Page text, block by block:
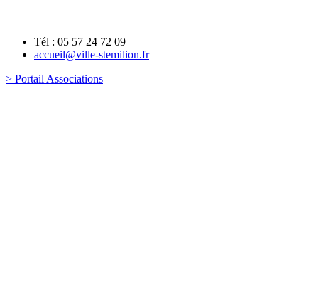
Tél : 05 57 24 72 09
accueil@ville-stemilion.fr
> Portail Associations